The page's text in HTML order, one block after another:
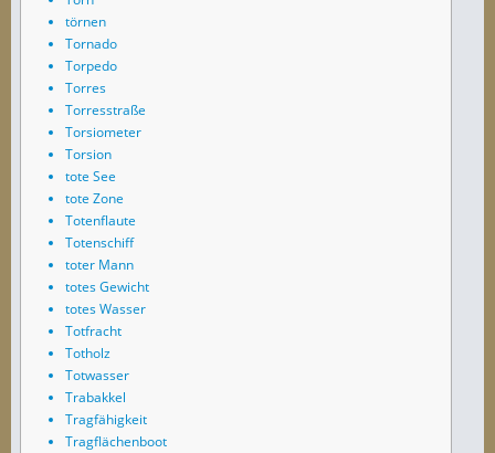
törnen
Tornado
Torpedo
Torres
Torresstraße
Torsiometer
Torsion
tote See
tote Zone
Totenflaute
Totenschiff
toter Mann
totes Gewicht
totes Wasser
Totfracht
Totholz
Totwasser
Trabakkel
Tragfähigkeit
Tragflächenboot